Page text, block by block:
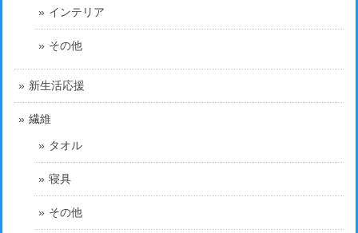
インテリア
その他
新生活応援
繊維
タオル
寝具
その他